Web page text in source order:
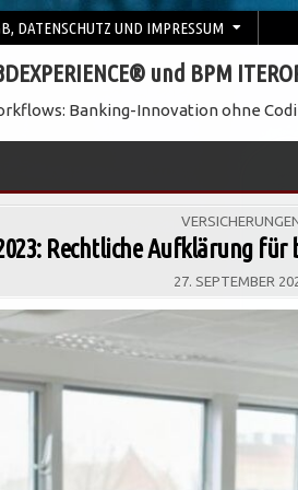
DATENSCHUTZ UND IMPRESSUM
und BPM
Banking-Innovation ohne
POSTED
IN
Rechtliche Aufklärung
27. SEPTEMBER